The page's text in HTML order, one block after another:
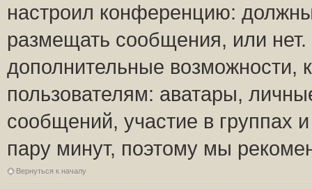
настроил конференцию:
размещать сообщения, или
дополнительные возможности,
пользователям: аватары,
сообщений, участие в группах
пару минут, поэтому мы
Вернуться к началу